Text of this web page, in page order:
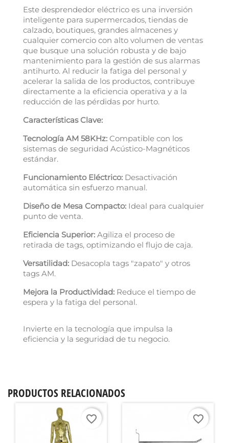
Este desprendedor eléctrico es una inversión
inteligente para supermercados, tiendas de
calzado, boutiques, grandes almacenes y
cualquier comercio con alto volumen de ventas
que busque una solución robusta y de bajo
mantenimiento para la gestión de sus alarmas
antihurto. Al reducir la fatiga del personal y
acelerar la salida de los productos, contribuye
directamente a la eficiencia operativa y a la
reducción de las pérdidas por hurto.
Características Clave:
Tecnología AM 58KHz: Compatible con los
sistemas de seguridad Acústico-Magnéticos
estándar.
Funcionamiento Eléctrico: Desactivación
automática sin esfuerzo manual.
Diseño de Mesa Compacto: Ideal para cualquier
punto de venta.
Eficiencia Superior: Agiliza el proceso de
retirada de tags, optimizando el flujo de caja.
Versatilidad: Desacopla tags "zapato" y otros
tags AM.
Mejora la Productividad: Reduce el tiempo de
espera y la fatiga del personal.
Invierte en la tecnología que impulsa la
eficiencia y la seguridad de tu negocio.
PRODUCTOS RELACIONADOS
favorite_border favorite_border